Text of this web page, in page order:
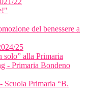
del benessere a
25
solo” alla Primaria
- Primaria Bondeno
Scuola Primaria “B.